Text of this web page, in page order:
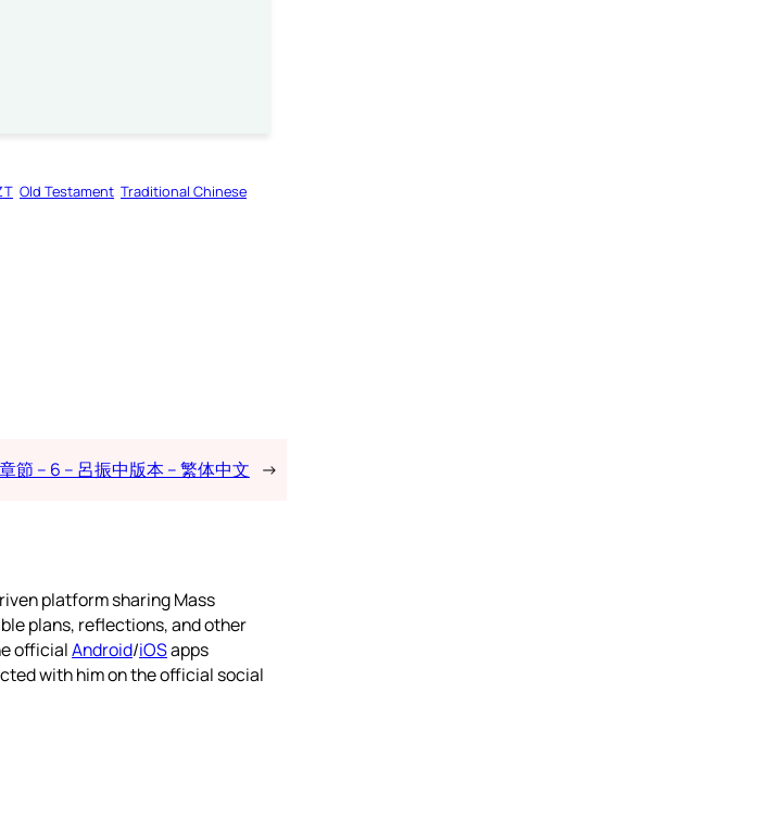
Old Testament Traditional Chinese
節 – 6 – 呂振中版本 – 繁体中文 →
platform sharing Mass
plans, reflections, and other
officialAndroid/iOSapps
with him on the official social